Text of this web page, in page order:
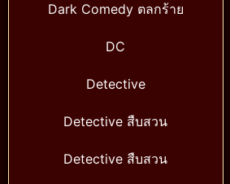
Dark Comedy ตลกร้าย
DC
Detective
Detective สืบสวน
Detective สืบสวน